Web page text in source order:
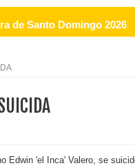
de Santo Domingo 2026
Vencedores” y nos
Edwin 'el Inca' Valero, se